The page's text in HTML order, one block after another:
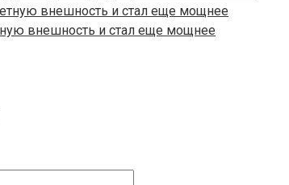
внешность и стал еще мощнее